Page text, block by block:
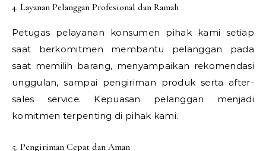
4. Layanan Pelanggan Profesional dan Ramah
Petugas pelayanan konsumen pihak kami setiap
saat berkomitmen membantu pelanggan pada
saat memilih barang, menyampaikan rekomendasi
unggulan, sampai pengiriman produk serta after-
sales service. Kepuasan pelanggan menjadi
komitmen terpenting di pihak kami.
5. Pengiriman Cepat dan Aman